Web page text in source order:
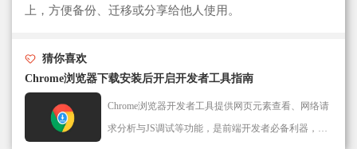
上，方便备份、迁移或分享给他人使用。
猜你喜欢
Chrome浏览器下载安装后开启开发者工具指南
Chrome浏览器开发者工具提供网页元素查看、网络请
求分析与JS调试等功能，是前端开发者必备利器，适